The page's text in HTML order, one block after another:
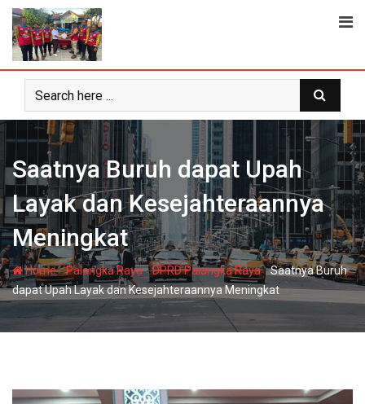
Skip
content
Saatnya Buruh dapat Upah
Layak dan Kesejahteraannya
Meningkat
Home-Palangka Raya-DPRD Palangka Raya-Saatnya Buruh
dapat Upah Layak dan Kesejahteraannya Meningkat